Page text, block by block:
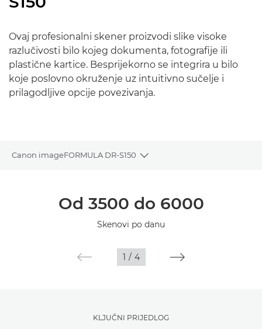
Ovaj profesionalni skener proizvodi slike visoke
razlučivosti bilo kojeg dokumenta, fotografije ili
plastične kartice. Besprijekorno se integrira u bilo
koje poslovno okruženje uz intuitivno sučelje i
prilagodljive opcije povezivanja.
Canon imageFORMULA DR-S150
Toggle breadcrumbs
Od 3500 do 6000
Skenovi po danu
1 / 4
KLJUČNI PRIJEDLOG